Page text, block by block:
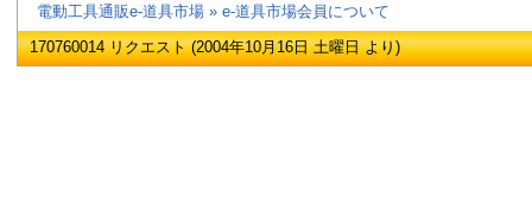
電動工具通販e-道具市場 » e-道具市場会員について
170760014 リクエスト (2004年10月16日 土曜日 より)